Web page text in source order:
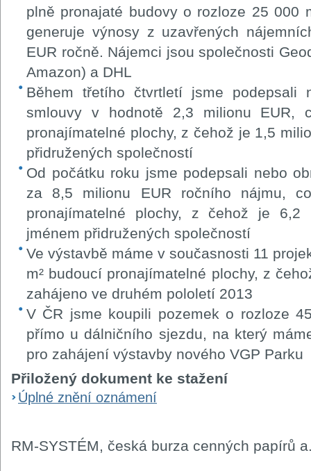
plně pronajaté budovy o rozloze 25 000
generuje výnosy z uzavřených
EUR ročně. Nájemci jsou společnosti
Amazon) a DHL
Během třetího čtvrtletí jsme podepsali
smlouvy v hodnotě 2,3 milionu EUR,
pronajímatelné plochy, z čehož je 1,5
přidružených společností
Od počátku roku jsme podepsali nebo
za 8,5 milionu EUR ročního nájmu,
pronajímatelné plochy, z čehož je 6,2
jménem přidružených společností
Ve výstavbě máme v současnosti 11
m² budoucí pronajímatelné plochy, z
zahájeno ve druhém pololetí 2013
V ČR jsme koupili pozemek o rozloze
přímo u dálničního sjezdu, na který
pro zahájení výstavby nového VGP Parku
Přiložený dokument ke stažení
Úplné znění oznámení
RM-SYSTÉM, česká burza cenných papírů